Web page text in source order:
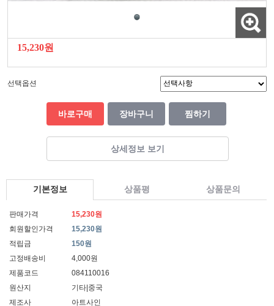
15,230원
선택옵션
바로구매 장바구니 찜하기
상세정보 보기
기본정보 상품평 상품문의
판매가격
15,230원
회원할인가격
15,230원
적립금
150원
고정배송비
4,000원
제품코드
084110016
원산지
기타|중국
제조사
아트사인